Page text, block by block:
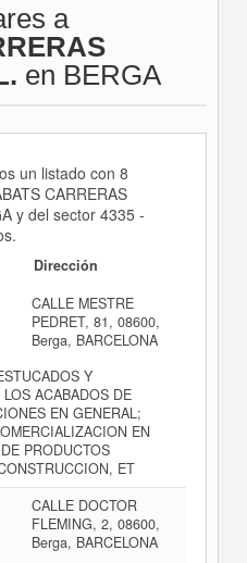
a
en BERGA
un listado con 8
CARRERAS
y del sector 4335 -
Dirección
CALLE MESTRE
PEDRET, 81, 08600,
Berga, BARCELONA
Y
ACABADOS DE
EN GENERAL;
EN
PRODUCTOS
ET
CALLE DOCTOR
FLEMING, 2, 08600,
Berga, BARCELONA